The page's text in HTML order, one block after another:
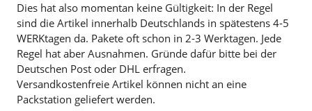
Dies hat also momentan keine Gültigkeit: In der Regel
sind die Artikel innerhalb Deutschlands in spätestens 4-5
WERKtagen da. Pakete oft schon in 2-3 Werktagen. Jede
Regel hat aber Ausnahmen. Gründe dafür bitte bei der
Deutschen Post oder DHL erfragen.
Versandkostenfreie Artikel können nicht an eine
Packstation geliefert werden.